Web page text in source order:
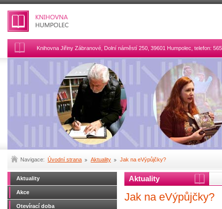
Knihovna Jiřiny Zábranové, Dolní náměstí 250, 39601 Humpolec, telefon:
Navigace: Úvodní strana Aktuality Jak na eVýpůjčky?
Aktuality
Akce
Otevírací doba
Aktuality
Jak na eVýpůjčky?